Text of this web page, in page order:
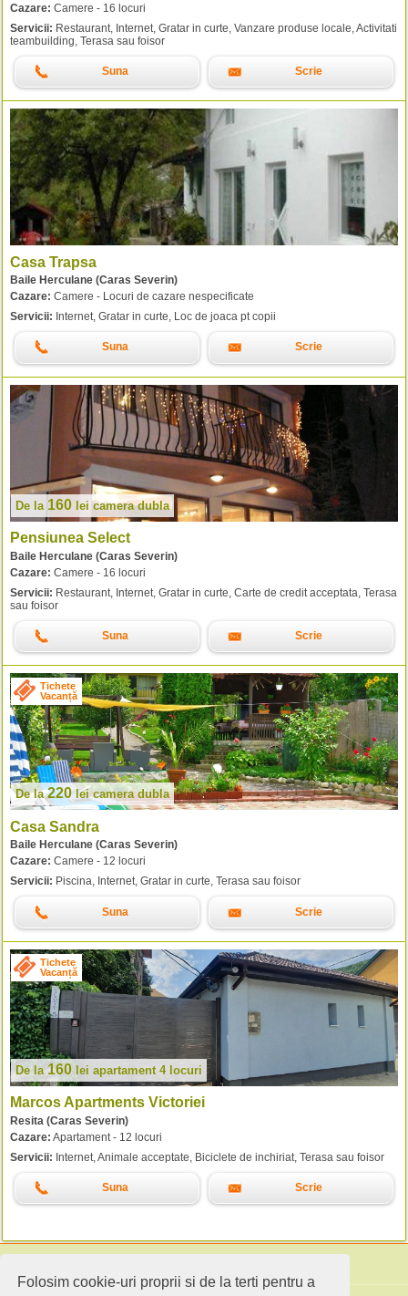
Folosim cookie-uri proprii si de la terti pentru a
Cazare: Camere - 16 locuri
Servicii: Restaurant, Internet, Gratar in curte, Vanzare produse locale, Activitati
teambuilding, Terasa sau foisor
Suna Scrie
Casa Trapsa
Baile Herculane (Caras Severin)
Cazare: Camere - Locuri de cazare nespecificate
Servicii: Internet, Gratar in curte, Loc de joaca pt copii
Suna Scrie
De la 160 lei camera dubla
Pensiunea Select
Baile Herculane (Caras Severin)
Cazare: Camere - 16 locuri
Servicii: Restaurant, Internet, Gratar in curte, Carte de credit acceptata, Terasa
sau foisor
Suna Scrie
Tichete
Vacanță
De la220leicamera dubla
Casa Sandra
Baile Herculane (Caras Severin)
Cazare: Camere - 12 locuri
Servicii: Piscina, Internet, Gratar in curte, Terasa sau foisor
Suna Scrie
Tichete
Vacanță
De la160 lei apartament 4 locuri
Marcos Apartments Victoriei
Resita (Caras Severin)
Cazare: Apartament - 12 locuri
Servicii: Internet, Animale acceptate, Biciclete de inchiriat, Terasa sau foisor
Suna Scrie